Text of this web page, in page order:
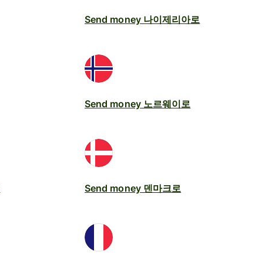
Send money 나이제리아로
Send money 노르웨이로
Send money 덴마크로